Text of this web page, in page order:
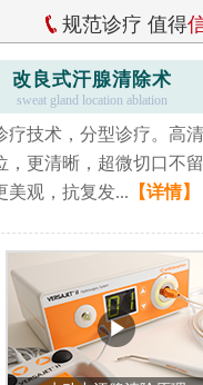
规范诊疗 值得
改良式汗腺清除术
sweat gland location ablation
疗技术，分型诊疗。高
，更清晰，超微切口不留
美观，抗复发... 【详情】